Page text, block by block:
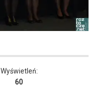
Wyświetleń:
60